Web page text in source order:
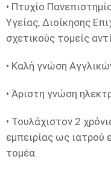
• Πτυχίο
Υγείας, Διοίκησης
σχετικούς τομείς
• Καλή γνώση
• Άριστη γνώση
• Τουλάχιστον 2
εμπειρίας ως ιατρού
τομέα.